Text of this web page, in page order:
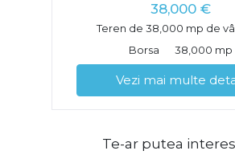
38,000 €
Teren de 38,000 mp de
Borsa
38,000 mp
Vezi mai multe
Te-ar putea